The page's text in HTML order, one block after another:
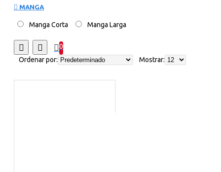
MANGA
Manga Corta Manga Larga
0
Ordenar por:
Mostrar: